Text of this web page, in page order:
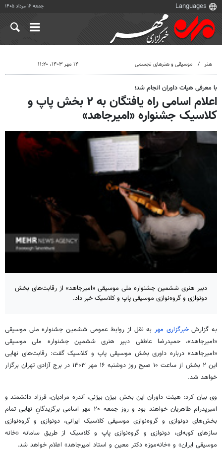
جمعه ۱۶ مرداد ۱۴۰۵
هنر موسیقی و هنرهای تجسمی ۱۴ مهر ۱۴۰۳، ۱۱:۲۰
با معرفی هیات داوران انجام شد؛
اعلام اسامی راه یافتگان به ۲ بخش پاپ و
کلاسیک جشنواره «امیرجاهد»
دبیر هنری ششمین جشنواره ملی موسیقی «امیرجاهد» از رقابت‌های بخش
دونوازی و گروه‌نوازی موسیقی پاپ و کلاسیک خبر داد.
به گزارشخبرگزاری مهر به نقل از روابط عمومی ششمین جشنواره ملی موسیقی
«امیرجاهد»، حمیدرضا عاطفی دبیر هنری ششمین جشنواره ملی موسیقی
«امیرجاهد» درباره داوری بخش موسیقی پاپ و کلاسیک گفت: رقابت‌های نهایی
این ۲ بخش از ساعت ۱۰ صبح روز دوشنبه ۱۶ مهر ۱۴۰۳ در برج آزادی تهران برگزار
خواهد شد.
وی بیان کرد: هیئت داوران این بخش بیژن بیژنی، آندره مرادیان، فرزاد دانشمند و
امیرپدرام طاهریان خواهند بود و روز جمعه ۲۰ مهر اسامی برگزیدگانِ نهایی تمام
بخش‌های دونوازی و گروه‌نوازی موسیقی کلاسیک ایرانی، دونوازی و گروه‌نوازی
سازهای کوبه‌ای، دونوازی و گروه‌نوازی پاپ و کلاسیک از طریق سامانه «خانه
موسیقی ایران» و «خانه‌موزه دکتر معین و استاد امیرجاهد» اعلام خواهد شد.